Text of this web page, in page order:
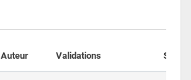
Auteur Validations